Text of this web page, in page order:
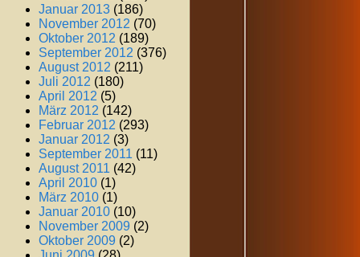
Januar 2013 (186)
November 2012 (70)
Oktober 2012 (189)
September 2012 (376)
August 2012 (211)
Juli 2012 (180)
April 2012 (5)
März 2012 (142)
Februar 2012 (293)
Januar 2012 (3)
September 2011 (11)
August 2011 (42)
April 2010 (1)
März 2010 (1)
Januar 2010 (10)
November 2009 (2)
Oktober 2009 (2)